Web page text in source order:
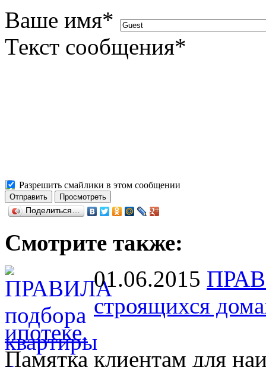
Ваше имя*
Текст сообщения*
Разрешить смайлики в этом сообщении
Поделиться…
Смотрите также:
01.06.2015
строящихся
ипотеке.
Памятка клиентам для